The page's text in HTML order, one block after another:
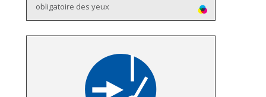
obligatoire des yeux